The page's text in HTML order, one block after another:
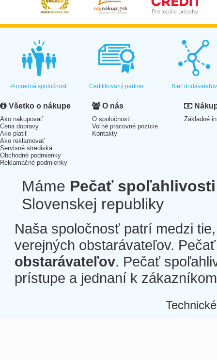
Popredná spoločnosť Certifikovaný partner Sieť dodávateľov
Všetko o nákupe
Ako nakupovať
Cena dopravy
Ako platiť
Ako reklamovať
Servisné strediská
Obchodné podmienky
Reklamačné podmienky
O nás
O spoločnosti
Voľné pracovné pozície
Kontakty
Základné
Máme Pečať spoľahlivosti
Slovenskej republiky
Naša spoločnosť patrí medzi
verejných obstarávateľov.
obstarávateľov. Pečať
prístupe a jednaní k